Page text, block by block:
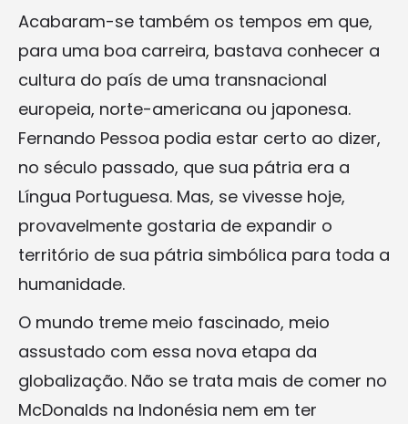
Acabaram-se também os tempos em que,
para uma boa carreira, bastava conhecer a
cultura do país de uma transnacional
europeia, norte-americana ou japonesa.
Fernando Pessoa podia estar certo ao dizer,
no século passado, que sua pátria era a
Língua Portuguesa. Mas, se vivesse hoje,
provavelmente gostaria de expandir o
território de sua pátria simbólica para toda a
humanidade.
O mundo treme meio fascinado, meio
assustado com essa nova etapa da
globalização. Não se trata mais de comer no
McDonalds na Indonésia nem em ter